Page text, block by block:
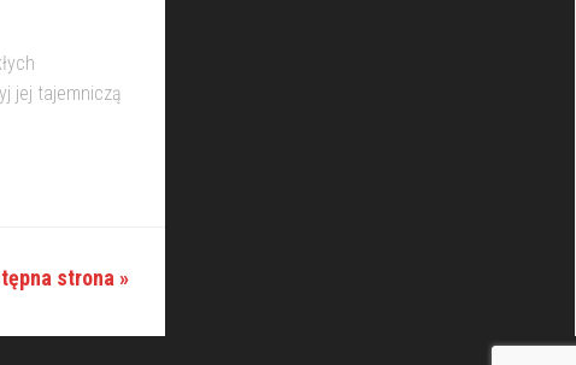
jej tajemniczą
strona »